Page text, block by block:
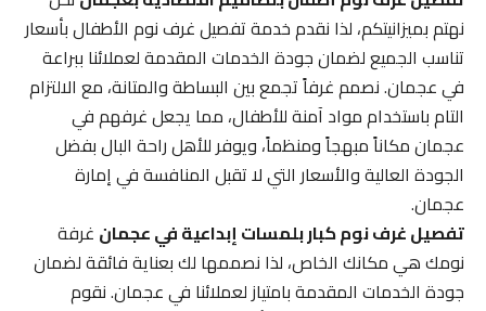
نهتم بميزانيتكم، لذا نقدم خدمة تفصيل غرف نوم الأطفال بأسعار
تناسب الجميع لضمان جودة الخدمات المقدمة لعملائنا ببراعة
في عجمان. نصمم غرفاً تجمع بين البساطة والمتانة، مع الالتزام
التام باستخدام مواد آمنة للأطفال، مما يجعل غرفهم في
عجمان مكاناً مبهجاً ومنظماً، ويوفر للأهل راحة البال بفضل
الجودة العالية والأسعار التي لا تقبل المنافسة في إمارة
عجمان.
تفصيل غرف نوم كبار بلمسات إبداعية في عجمانغرفة
نومك هي مكانك الخاص، لذا نصممها لك بعناية فائقة لضمان
جودة الخدمات المقدمة بامتياز لعملائنا في عجمان. نقوم